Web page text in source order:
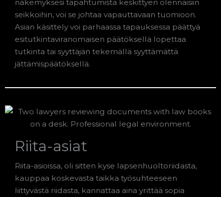
näkemyksesi tapahtumista keskittyen olennaisiin
seikkoihin, voi se johtaa vapauttavaan tuomioon.
Asian käsittely voi parhaassa tapauksessa päättyä
esitutkintaviranomaisen päätöksellä lopettaa
tutkinta tai syyttäjän tekemällä syyttämättä
jättämispäätöksellä.
Riita-asiat
Riita-asioissa, oli sitten kyse lapsenhuoltoriidasta,
kauppaa koskevasta taikka työsuhteeseen
liittyvästä riidasta, kannattaa aina yrittää sopia